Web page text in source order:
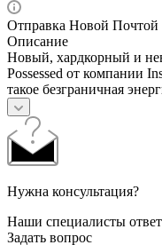
Отправка Новой
Описание
Новый, хардкорный и
Possessed от компании
такое безграничная
Нужна консультация?
Наши специалисты
Задать вопрос